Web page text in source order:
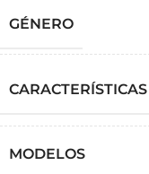
GÉNERO
CARACTERÍSTICAS
MODELOS